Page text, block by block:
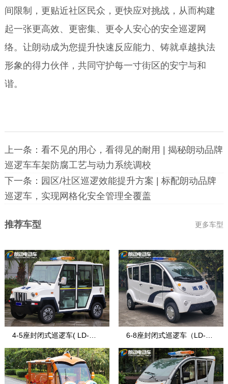
间限制，更贴近社区民众，更快应对挑战，从而构建
起一张更高效、更密集、更令人安心的安全巡逻网
络。让朗动成为您提升快速反应能力、铸就卓越执法
形象的得力伙伴，共同守护每一寸街区的安宁与和
谐。
上一条： 看不见的用心，看得见的耐用 | 揭秘朗动品牌
巡逻车车架防腐工艺与动力系统调校
下一条： 园区/社区巡逻效能提升方案 | 标配朗动品牌
巡逻车，实现网格化安全管理全覆盖
更多车型
推荐车型
4-5座封闭式巡逻车( LD-战
盾)
6-8座封闭式巡逻车（LD-8-
7）